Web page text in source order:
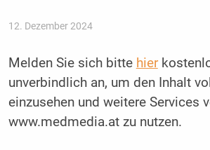
12. Dezember 2024
Melden Sie sich bitte hier
unverbindlich an, um den Inhalt
einzusehen und weitere Services
www.medmedia.at zu nutzen.